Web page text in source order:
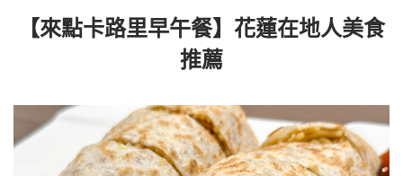
【來點卡路里早午餐】花蓮在地人美食
推薦